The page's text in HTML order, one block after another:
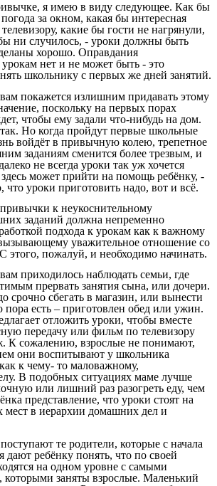
я имею в виду следующее. Как бы
за окном, какая бы интересная
какие бы гости не нагрянули,
ни случилось, - уроки должны быть
хорошо. Оправдания
нет и не может быть - это
школьнику с первых же дней занятий.
покажется излишним придавать этому
поскольку на первых порах
чтобы ему задали что-нибудь на дом.
Но когда пройдут первые школьные
войдёт в привычную колею, трепетное
заданиям сменится более трезвым, и
не всегда уроки так уж хочется
здесь может прийти на помощь ребёнку, -
что уроки приготовить надо, вот и всё.
к неукоснительному
заданий должна непременно
подхода к урокам как к важному
уважительное отношение со
этого, пожалуй, и необходимо начинать.
приходилось наблюдать семьи, где
прервать занятия сына, или дочери.
срочно сбегать в магазин, или вынести
пора есть – приготовлен обед или ужин.
отложить уроки, чтобы вместе
передачу или фильм по телевизору
К сожалению, взрослые не понимают,
они воспитывают у школьника
к чему- то маловажному,
В подобных ситуациях маме лучше
или лишний раз разогреть еду, чем
представление, что уроки стоят на
мест в иерархии домашних дел и
те родители, которые с начала
дают ребёнку понять, что по своей
на одном уровне с самыми
которыми заняты взрослые. Маленький